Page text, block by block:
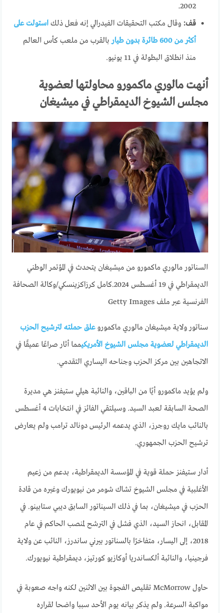
2002.
قف:وقال مكتب التحقيقات الفيدرالي إنه فعل ذلكاستولت على
أكثر من 600 طائرة بدون طيار
بالقرب من ملعب كأس العالم
منذ انطلاق البطولة في 11 يونيو.
أنهت مالوري ماكمورو محاولتها لعضوية
مجلس الشيوخ الديمقراطي في ميشيغان
السناتور مالوري ماكمورو من ميشيغان يتحدث في المؤتمر الوطني
الديمقراطي في 19 أغسطس 2024.
كامل كرزاكزينسكي/وكالة الصحافة
الفرنسية عبر ملف Getty Images
سناتور ولاية ميشيغان مالوري ماكموروعلق حملته لترشيح الحزب
الديمقراطي لعضوية مجلس الشيوخ الأمريكيمما أثار صراعًا عميقًا في
الاتجاهين بين مركز الحزب وجناحه اليساري التقدمي.
ولم يؤيد ماكمورو أيًا من الباقين، والنائبة هيلي ستيفنز هي مديرة
الصحة السابقة لعبد السيد. وسيلتقي الفائز في انتخابات 4 أغسطس
بالنائب مايك روجرز، الذي يدعمه الرئيس دونالد ترامب ولم يعارض
ترشيح الحزب الجمهوري.
أدار ستيفنز حملة قوية في المؤسسة الديمقراطية، بدعم من زعيم
الأغلبية في مجلس الشيوخ تشاك شومر من نيويورك وغيره من قادة
الحزب في ميشيغان، بما في ذلك السيناتور السابق ديبي ستابينو. في
المقابل، انحاز السيد، الذي فشل في الترشح لمنصب الحاكم في عام
2018، إلى اليسار، متفاخرًا بالسناتور بيرني ساندرز، النائب عن ولاية
فرجينيا، والنائبة ألكساندريا أوكازيو كورتيز، ديمقراطية نيويورك.
حاول McMorrow تقليص الفجوة بين الاثنين لكنه واجه صعوبة في
مواكبة السرعة. ولم يذكر بيانه يوم الأحد سببا واضحا لقراره